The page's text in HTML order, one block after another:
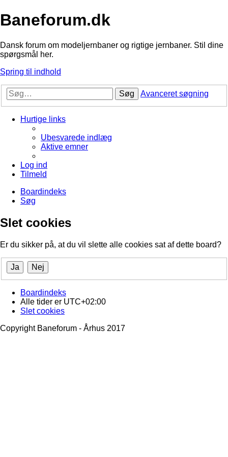
Baneforum.dk
Dansk forum om modeljernbaner og rigtige jernbaner. Stil dine
spørgsmål her.
Spring til indhold
Søg Avanceret søgning
Hurtige links
Ubesvarede indlæg
Aktive emner
Log ind
Tilmeld
Boardindeks
Søg
Slet cookies
Er du sikker på, at du vil slette alle cookies sat af dette board?
Boardindeks
Alle tider er UTC+02:00
Slet cookies
Copyright Baneforum - Århus 2017